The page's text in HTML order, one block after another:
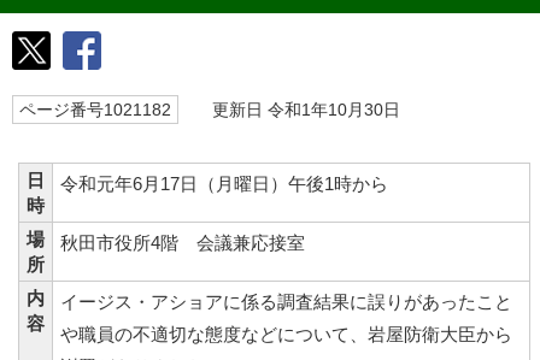
ページ番号1021182 更新日 令和1年10月30日
日
時
令和元年6月17日（月曜日）午後1時から
場
所
秋田市役所4階 会議兼応接室
内
容
イージス・アショアに係る調査結果に誤りがあったこと
や職員の不適切な態度などについて、岩屋防衛大臣から